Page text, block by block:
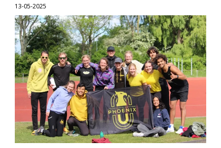
13-05-2025